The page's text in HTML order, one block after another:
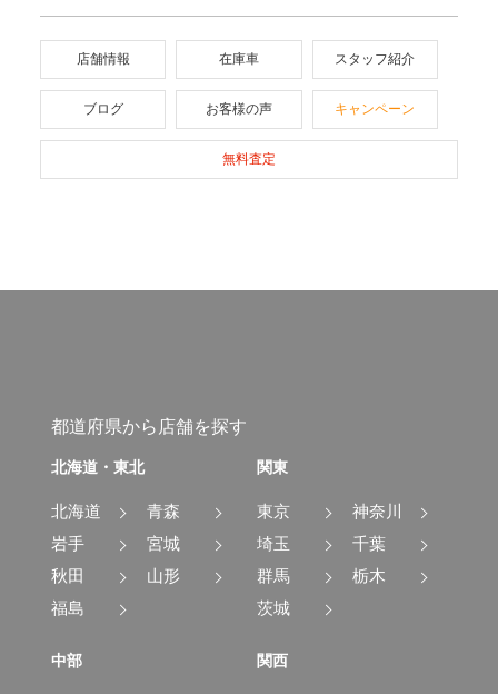
店舗情報 在庫車 スタッフ紹介
ブログ お客様の声 キャンペーン
無料査定
都道府県から店舗を探す
北海道・東北
北海道
青森
岩手
宮城
秋田
山形
福島
関東
東京
神奈川
埼玉
千葉
群馬
栃木
茨城
中部 関西